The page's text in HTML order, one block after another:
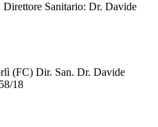
Sanitario: Dr. Davide
(FC) Dir. San. Dr. Davide
18